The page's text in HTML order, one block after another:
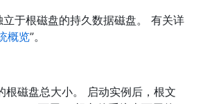
于根磁盘的持久数据磁盘。 有关详
概览”。
根磁盘总大小。 启动实例后，根文